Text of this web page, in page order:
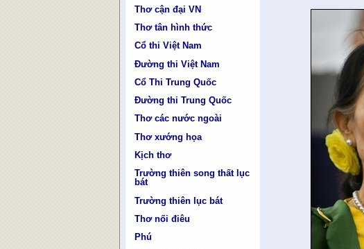
Thơ cận đại VN
Thơ tân hình thức
Cổ thi Việt Nam
Đường thi Việt Nam
Cổ Thi Trung Quốc
Đường thi Trung Quốc
Thơ các nước ngoài
Thơ xướng họa
Kịch thơ
Trường thiên song thất lục
bát
Trường thiên lục bát
Thơ nối điêu
Phú